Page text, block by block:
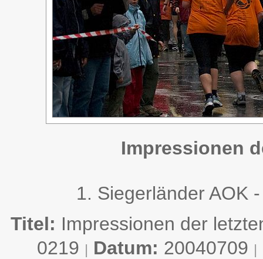
Impressionen
1. Siegerländer AOK
Titel: Impressionen der
0219 | Datum: 20040709 |